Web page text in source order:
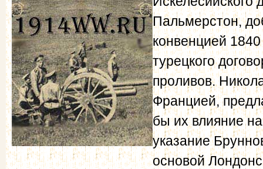
Пальмерстон,
конвенцией
турецкого
проливов.
Францией,
бы их влияние
указание
основой